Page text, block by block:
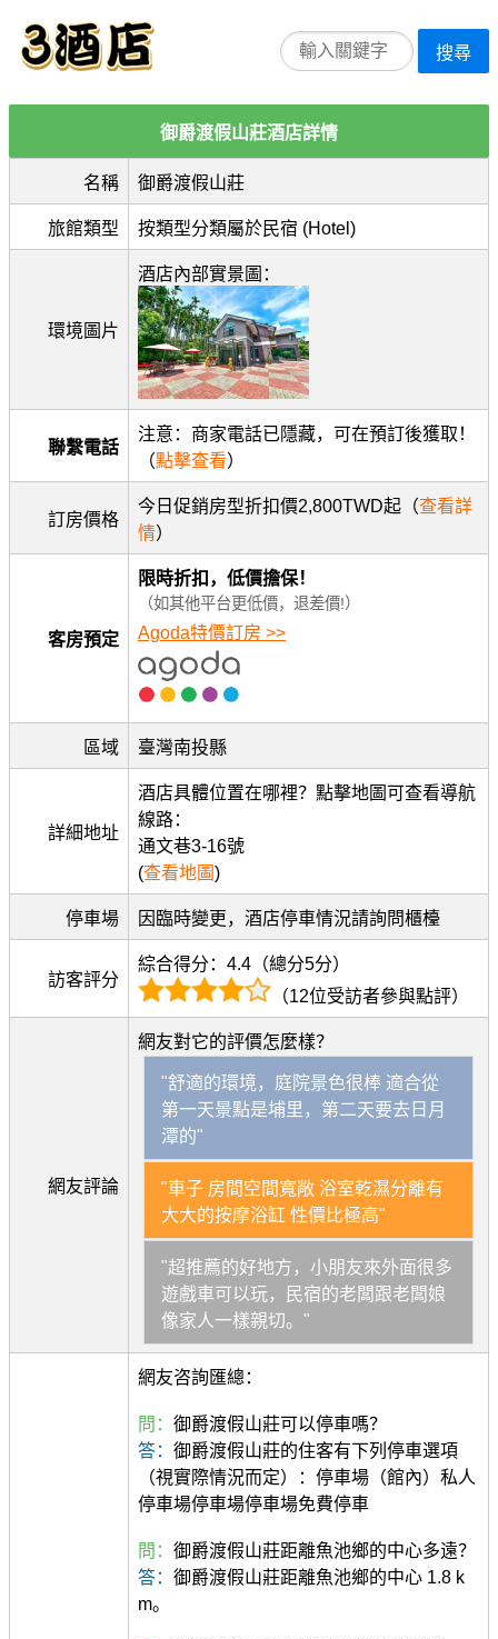
搜尋
御爵渡假山莊酒店詳情
名稱 御爵渡假山莊
旅館類型 按類型分類屬於民宿 (Hotel)
環境圖片
酒店內部實景圖：
聯繫電話
注意：商家電話已隱藏，可在預訂後獲取！
（點擊查看）
訂房價格
今日促銷房型折扣價2,800TWD起（查看詳
情）
客房預定
限時折扣，低價擔保！
（如其他平台更低價，退差價!）
Agoda特價訂房 >>
區域 臺灣南投縣
詳細地址
酒店具體位置在哪裡？點擊地圖可查看導航
線路：
通文巷3-16號
(查看地圖)
停車場 因臨時變更，酒店停車情況請詢問櫃檯
訪客評分
綜合得分：4.4（總分5分）
（12位受訪者參與點評）
網友評論
網友對它的評價怎麼樣？
"舒適的環境，庭院景色很棒 適合從
第一天景點是埔里，第二天要去日月
潭的"
"車子 房間空間寬敞 浴室乾濕分離有
大大的按摩浴缸 性價比極高"
"超推薦的好地方，小朋友來外面很多
遊戲車可以玩，民宿的老闆跟老闆娘
像家人一樣親切。"
網友咨詢匯總：
問： 御爵渡假山莊可以停車嗎？
答： 御爵渡假山莊的住客有下列停車選項
（視實際情況而定）：停車場（館內）私人
停車場停車場停車場免費停車
問： 御爵渡假山莊距離魚池鄉的中心多遠？
答： 御爵渡假山莊距離魚池鄉的中心 1.8 k
m。